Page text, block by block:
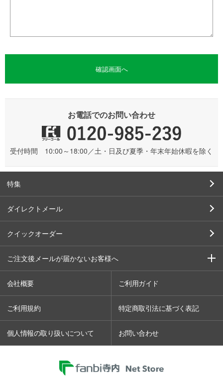
お電話でのお問い合わせ
受付時間 10:00～18:00／土・日及び夏季・年末年始休暇を除く
特集
ダイレクトメール
クイックオーダー
ご注文後メールが届かないお客様へ
会社概要 ご利用ガイド
ご利用規約 特定商取引法に基づく表記
個人情報の取り扱いについて お問い合わせ